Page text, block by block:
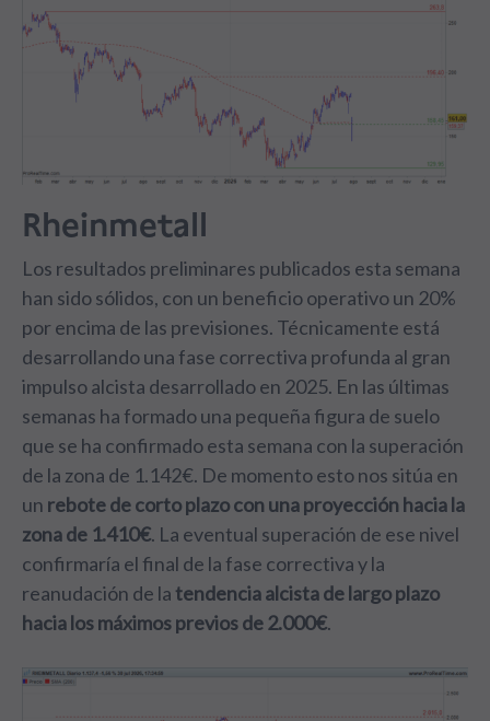
Rheinmetall
Los resultados preliminares publicados esta semana
han sido sólidos, con un beneficio operativo un 20%
por encima de las previsiones. Técnicamente está
desarrollando una fase correctiva profunda al gran
impulso alcista desarrollado en 2025. En las últimas
semanas ha formado una pequeña figura de suelo
que se ha confirmado esta semana con la superación
de la zona de 1.142€. De momento esto nos sitúa en
un rebote de corto plazo con una proyección hacia la
zona de 1.410€. La eventual superación de ese nivel
confirmaría el final de la fase correctiva y la
reanudación de la tendencia alcista de largo plazo
hacia los máximos previos de 2.000€.